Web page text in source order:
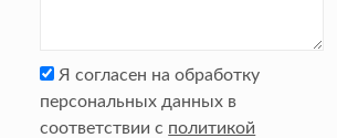
Я согласен на обработку
персональных данных в
соответствии с политикой